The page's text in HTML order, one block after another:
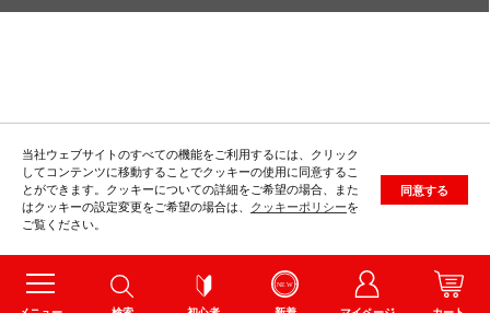
当社ウェブサイトのすべての機能をご利用するには、クリック
してコンテンツに移動することでクッキーの使用に同意するこ
とができます。クッキーについての詳細をご希望の場合、また
はクッキーの設定変更をご希望の場合は、 クッキーポリシーを
ご覧ください。
同意する